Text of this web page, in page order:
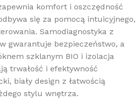
komfort i oszczędność
się za pomocą intuicyjnego,
Samodiagnostyka z
gwarantuje bezpieczeństwo, a
szklanym BIO i izolacja
trwałość i efektywność
biały design z łatwością
stylu wnętrza.